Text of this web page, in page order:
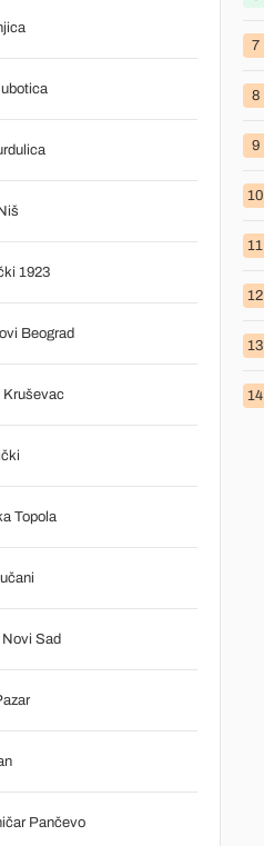
1923
Beograd
Kruševac
Topola
Sad
Pančevo
7
8
9
10
11
12
13
14